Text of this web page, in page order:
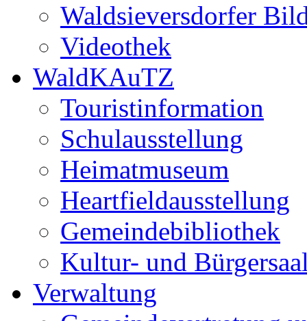
Waldsieversdorfer
Videothek
WaldKAuTZ
Touristinformation
Schulausstellung
Heimatmuseum
Heartfieldausstellung
Gemeindebibliothek
Kultur- und
Verwaltung